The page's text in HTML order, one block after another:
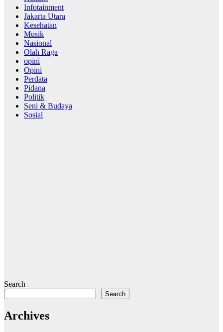
Infotainment
Jakarta Utara
Kesehatan
Musik
Nasional
Olah Raga
opini
Opini
Perdata
Pidana
Politik
Seni & Budaya
Sosial
Search
Search
Archives